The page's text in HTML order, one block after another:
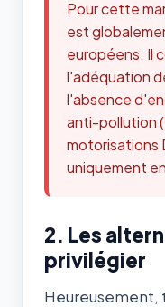
Pour cette
est
européens. Il
l'adéquation
l'absence
anti-pollution
motorisations
uniquement
2. Les
privilégier
Heureusement,